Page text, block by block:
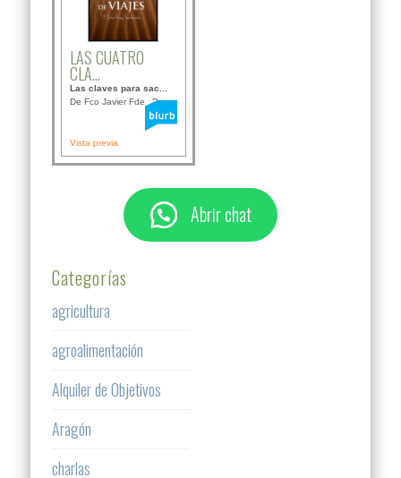
LAS CUATRO
CLA...
Las claves para sac...
De Fco Javier Fdez B...
Vista previa
Abrir chat
Categorías
agricultura
agroalimentación
Alquiler de Objetivos
Aragón
charlas